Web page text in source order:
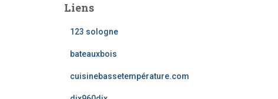
Liens
123 sologne
bateauxbois
cuisinebassetempérature.com